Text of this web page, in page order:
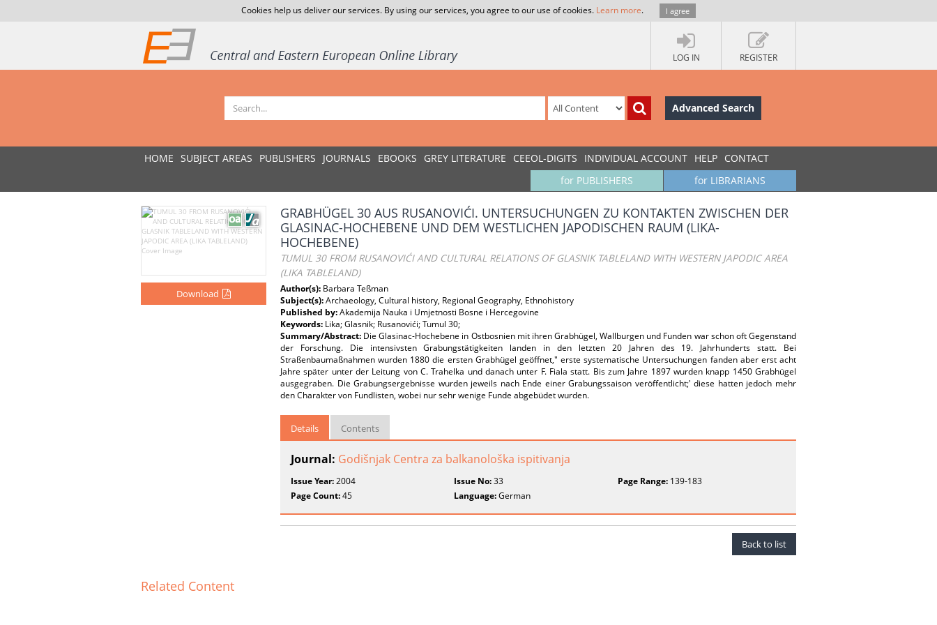
Cookies help us deliver our services. By using our services, you agree to our use of cookies. Learn more. I agree
LOG IN REGISTER
Advanced Search
HOME SUBJECT AREAS PUBLISHERS JOURNALS EBOOKS GREY LITERATURE CEEOL-DIGITS INDIVIDUAL ACCOUNT HELP CONTACT
for LIBRARIANS
for PUBLISHERS
Download
GRABHÜGEL 30 AUS RUSANOVIĆI. UNTERSUCHUNGEN ZU KONTAKTEN ZWISCHEN DER
GLASINAC-HOCHEBENE UND DEM WESTLICHEN JAPODISCHEN RAUM (LIKA-
HOCHEBENE)
TUMUL 30 FROM RUSANOVIĆI AND CULTURAL RELATIONS OF GLASNIK TABLELAND WITH WESTERN JAPODIC AREA
(LIKA TABLELAND)
Author(s): Barbara Teßman
Subject(s):Archaeology, Cultural history, Regional Geography, Ethnohistory
Published by:Akademija Nauka i Umjetnosti Bosne i Hercegovine
Keywords: Lika; Glasnik; Rusanovići; Tumul 30;
Summary/Abstract: Die Glasinac-Hochebene in Ostbosnien mit ihren Grabhügel, Wallburgen und Funden war schon oft Gegenstand
der Forschung. Die intensivsten Grabungstätigkeiten landen in den letzten 20 Jahren des 19. Jahrhunderts statt. Bei
Straßenbaumaßnahmen wurden 1880 die ersten Grabhügel geöffnet," erste systematische Untersuchungen fanden aber erst acht
Jahre später unter der Leitung von C. Trahelka und danach unter F. Fiala statt. Bis zum Jahre 1897 wurden knapp 1450 Grabhügel
ausgegraben. Die Grabungsergebnisse wurden jeweils nach Ende einer Grabungssaison veröffentlicht;' diese hatten jedoch mehr
den Charakter von Fundlisten, wobei nur sehr wenige Funde abgebüdet wurden.
Details Contents
Journal: Godišnjak Centra za balkanološka ispitivanja
Issue Year:2004 Issue No:33 Page Range:139-183
Page Count:45 Language:German
Back to list
Related Content